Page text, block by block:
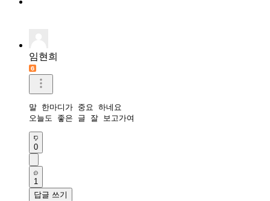
임현희
말 한마디가 중요 하네요
오늘도 좋은 글 잘 보고가여
0
1
답글 쓰기